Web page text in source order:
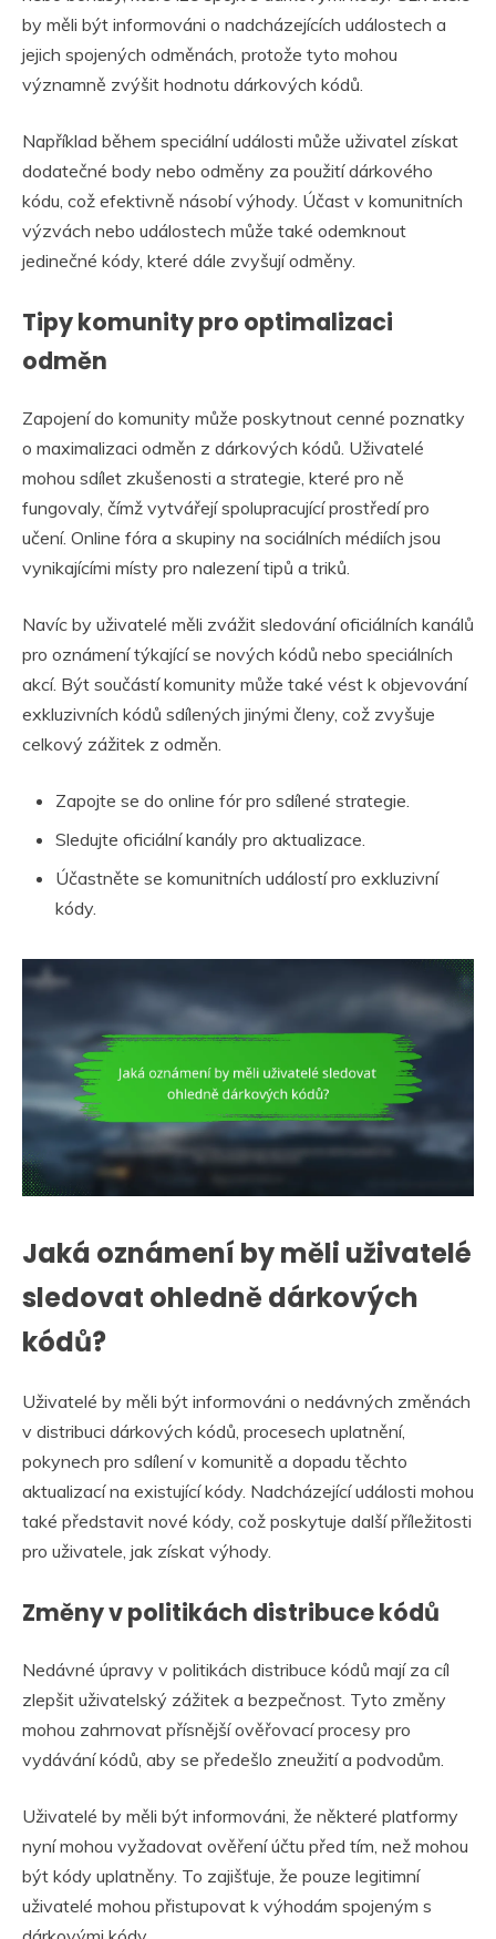
by měli být informováni o nadcházejících událostech a
jejich spojených odměnách, protože tyto mohou
významně zvýšit hodnotu dárkových kódů.
Například během speciální události může uživatel získat
dodatečné body nebo odměny za použití dárkového
kódu, což efektivně násobí výhody. Účast v komunitních
výzvách nebo událostech může také odemknout
jedinečné kódy, které dále zvyšují odměny.
Tipy komunity pro optimalizaci
odměn
Zapojení do komunity může poskytnout cenné poznatky
o maximalizaci odměn z dárkových kódů. Uživatelé
mohou sdílet zkušenosti a strategie, které pro ně
fungovaly, čímž vytvářejí spolupracující prostředí pro
učení. Online fóra a skupiny na sociálních médiích jsou
vynikajícími místy pro nalezení tipů a triků.
Navíc by uživatelé měli zvážit sledování oficiálních kanálů
pro oznámení týkající se nových kódů nebo speciálních
akcí. Být součástí komunity může také vést k objevování
exkluzivních kódů sdílených jinými členy, což zvyšuje
celkový zážitek z odměn.
Zapojte se do online fór pro sdílené strategie.
Sledujte oficiální kanály pro aktualizace.
Účastněte se komunitních událostí pro exkluzivní
kódy.
Jaká oznámení by měli uživatelé
sledovat ohledně dárkových
kódů?
Uživatelé by měli být informováni o nedávných změnách
v distribuci dárkových kódů, procesech uplatnění,
pokynech pro sdílení v komunitě a dopadu těchto
aktualizací na existující kódy. Nadcházející události mohou
také představit nové kódy, což poskytuje další příležitosti
pro uživatele, jak získat výhody.
Změny v politikách distribuce kódů
Nedávné úpravy v politikách distribuce kódů mají za cíl
zlepšit uživatelský zážitek a bezpečnost. Tyto změny
mohou zahrnovat přísnější ověřovací procesy pro
vydávání kódů, aby se předešlo zneužití a podvodům.
Uživatelé by měli být informováni, že některé platformy
nyní mohou vyžadovat ověření účtu před tím, než mohou
být kódy uplatněny. To zajišťuje, že pouze legitimní
uživatelé mohou přistupovat k výhodám spojeným s